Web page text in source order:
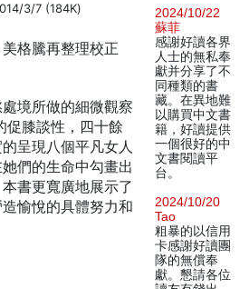
3/7 (184K)
格騰再整理校正
境所做的細微觀察
促膝談性，四十餘
呈現八個平凡女人
們的生命中勾畫出
書更寬廣地展示了
愉悅的具體努力和
2024/10/22
蘇菲
感謝好讀各界
人士的無私奉
獻并分享了不
同種類的書
藏。在異地難
以購買中文書
籍，好讀提供
一個很好的中
文書閱讀平
台。
2024/10/20
Tao
粗暴的以信用
卡感謝好讀團
隊的無償奉
獻。懇請各位